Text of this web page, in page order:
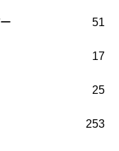
51
17
25
253